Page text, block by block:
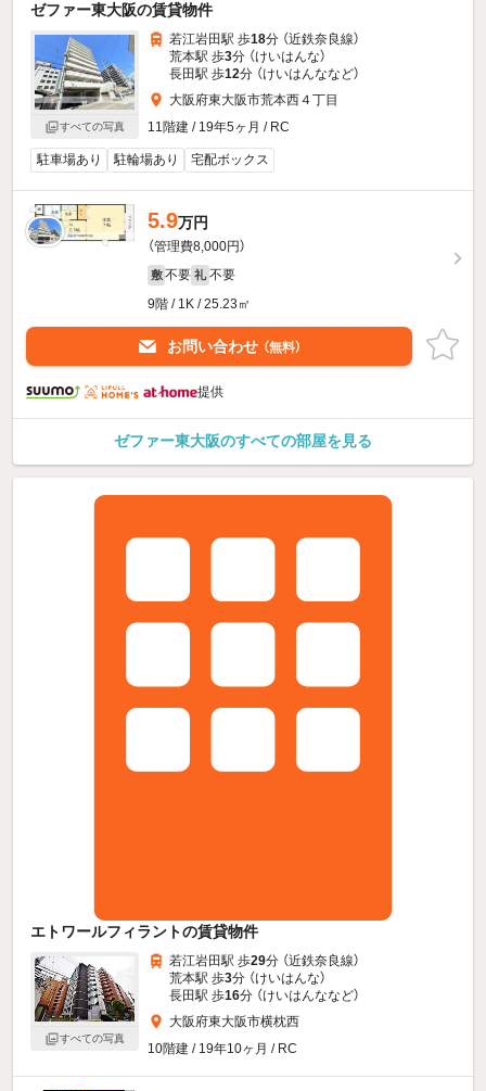
ゼファー東大阪の賃貸物件
すべての写真
若江岩田駅 歩18分 （近鉄奈良線）
荒本駅 歩3分 （けいはんな）
長田駅 歩12分 （けいはんななど）
大阪府東大阪市荒本西４丁目
11階建 / 19年5ヶ月 / RC
駐車場あり 駐輪場あり 宅配ボックス
5.9万円
（管理費8,000円）
敷 不要 礼 不要
9階 / 1K / 25.23㎡
お問い合わせ （無料）
提供
ゼファー東大阪のすべての部屋を見る
エトワールフィラントの賃貸物件
すべての写真
若江岩田駅 歩29分 （近鉄奈良線）
荒本駅 歩3分 （けいはんな）
長田駅 歩16分 （けいはんななど）
大阪府東大阪市横枕西
10階建 / 19年10ヶ月 / RC